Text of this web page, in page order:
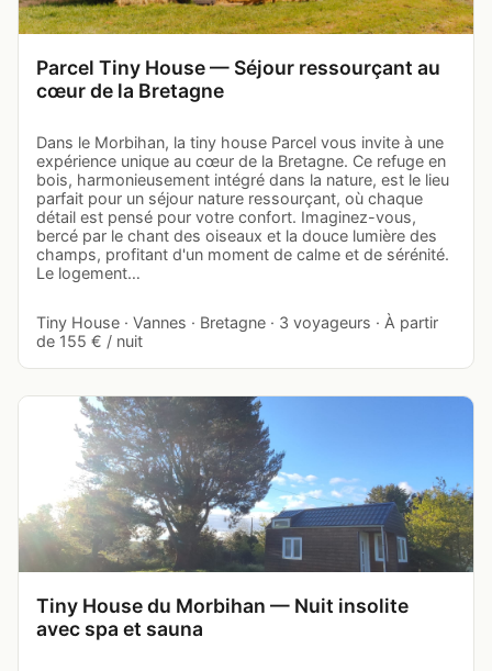
Parcel Tiny House — Séjour ressourçant au
cœur de la Bretagne
Dans le Morbihan, la tiny house Parcel vous invite à une
expérience unique au cœur de la Bretagne. Ce refuge en
bois, harmonieusement intégré dans la nature, est le lieu
parfait pour un séjour nature ressourçant, où chaque
détail est pensé pour votre confort. Imaginez-vous,
bercé par le chant des oiseaux et la douce lumière des
champs, profitant d'un moment de calme et de sérénité.
Le logement…
Tiny House · Vannes · Bretagne · 3 voyageurs · À partir
de 155 € / nuit
Tiny House du Morbihan — Nuit insolite
avec spa et sauna